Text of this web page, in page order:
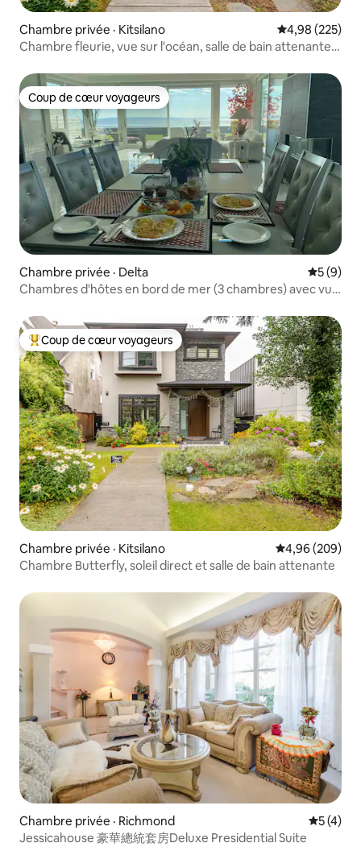
Chambre privée · Kitsilano Note
4,98 (225)
Chambre fleurie, vue sur l'océan, salle de bain attenante à
Coup de cœur voyageurs
Coup de cœur voyageurs
Chambre privée · Delta Note
5 (9)
Chambres d'hôtes en bord de mer (3 chambres) avec vue
Coup de cœur voyageurs parmi les plus aimés
Coup de cœur voyageurs
Chambre privée · Kitsilano Note
4,96 (209)
Chambre Butterfly, soleil direct et salle de bain attenante
Chambre privée · Richmond Note
5 (4)
Jessicahouse 豪華總統套房Deluxe Presidential Suite